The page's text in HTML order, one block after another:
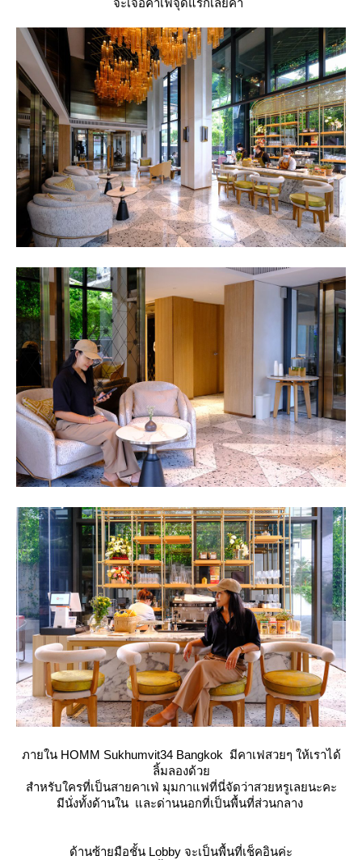
จะเจอคาเฟ่จุดแรกเลยค่า
ภายใน HOMM Sukhumvit34 Bangkok มีคาเฟสวยๆ ให้เราได้
ลิ้มลองด้ว
สำหรับใครที่เป็นสายคาเฟ่ มุมกาแฟที่นี่จัดว่าสวยหรูเลยนะคะ
มีนั่งทั้งด้านใน และด่านนอกที่เป็นพื้นที่ส่วนกลาง
ด้านซ้ายมือชั้น Lobby จะเป็นพื้นที่เช็คอินค่ะ